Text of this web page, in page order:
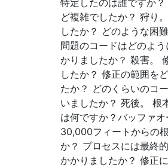
特定したのは誰ですか
ど複雑でしたか？ 狩り
したか？ どのような困
問題のコードはどのよ
かりましたか？ 殺害。
したか？ 修正の範囲を
たか？ どのくらいのコ
いましたか？ 死後。 根
は何ですか？バッファ
30,000フィートからの
か？ プロセスには最終
かかりましたか？ 修正